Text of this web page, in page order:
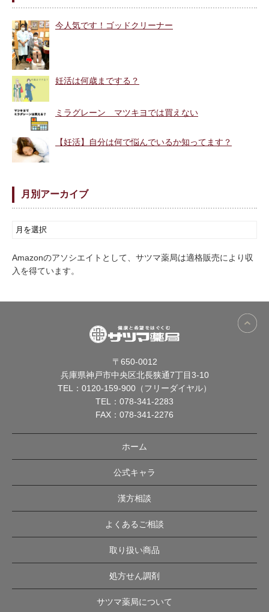
今人気です！ゴッドクリーナー
妊活は何歳までする？
ミラグレーン マツキヨでは買えない
【妊活】自分は何で悩んでいるか知ってます？
月別アーカイブ
Amazonのアソシエイトとして、サツマ薬局は適格販売により収
入を得ています。
〒650-0012
兵庫県神戸市中央区北長狭通7丁目3-10
TEL： 0120-159-900（フリーダイヤル）
TEL： 078-341-2283
FAX：078-341-2276
ホーム
公式キャラ
漢方相談
よくあるご相談
取り扱い商品
処方せん調剤
サツマ薬局について